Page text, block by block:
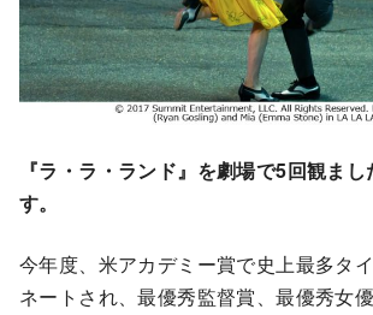
『ラ・ラ・ランド』を劇場で5回観ま
す。
今年度、米アカデミー賞で史上最多タ
ネートされ、最優秀監督賞、最優秀女